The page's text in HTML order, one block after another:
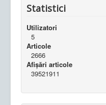
Statistici
Utilizatori
5
Articole
2666
Afișări articole
39521911